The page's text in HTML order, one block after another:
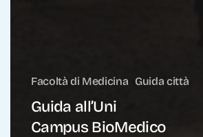
Facoltà di Medicina Guida città
Guida all’Uni
Campus BioMedico